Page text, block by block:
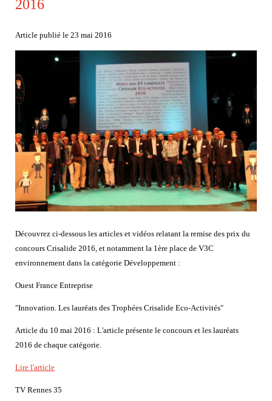
MAINTENANCE
LIVRAISON
NOS RÉALISATIONS
WASTEBOX
WASTEAIR
WASTEBIO
WASTEBIN
WASTEOIL
WASTECAP
WASTEDMS
WASTEQUIP
NOS ACTUALITÉS
NOS RÉFÉRENCES
NOUS CONTACTER
RECRUTEMENT
ESPACE CLIENT
2016
Article publié le 23 mai 2016
Découvrez ci-dessous les articles et vidéos relatant la remise des prix du
concours Crisalide 2016, et notamment la 1ère place de V3C
environnement dans la catégorie Développement :
Ouest France Entreprise
"Innovation. Les lauréats des Trophées Crisalide Eco-Activités"
Article du 10 mai 2016 : L'article présente le concours et les lauréats
2016 de chaque catégorie.
Lire l'article
TV Rennes 35